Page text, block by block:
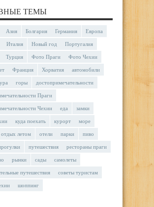
ТЕМЫ
Азия Болгария Германия Европа
Италия Новый год Португалия
Турция Фото Праги Фото Чехии
Франция Хорватия автомобили
горы достопримечательности
Праги
Чехии еда замки
куда поехать курорт море
отдых летом отели парки пиво
путешествия рестораны праги
рынки сады самолеты
путешествия советы туристам
шоппинг